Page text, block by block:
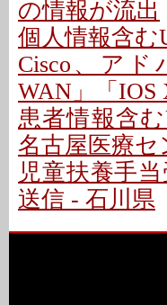
の情報が流出
個人情報含む
Cisco、アド
WAN」「IOS
患者情報含
名古屋医療セ
児童扶養手
送信 - 石川県